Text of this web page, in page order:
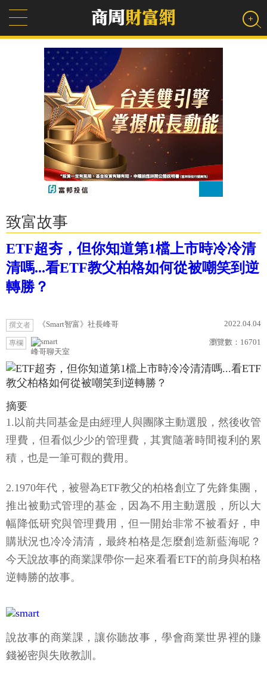
致富故事
ETF超夯，但你知道第1檔上市時冷冷清
清嗎...看ETF教父柏格如何從被嘲笑到逆
轉勝？
撰文者 《Smart智富》社長峰哥 2022.04.04
專欄
峰哥聊天室
瀏覽數： 16701
摘要
理費，但看似少少的管理費，其實隨著時間複利的累
積，也是一筆可觀的費用。
2.1970年代，被譽為ETF教父的柏格創立了先鋒集團，
幅降低研究與管理費用，但一開始非常不被看好，申
購狀況也冷冷清清，最終柏格是怎麼創造新藍海呢？
今天說故事的商業課帶你一起來看看ETF的前身與柏格
逆轉勝的故事。
說故事的商業課，讓你聽故事，學會商業世界裡的賺
這幾年ETF風靡了台灣的投資市場，今天的故事，就跟